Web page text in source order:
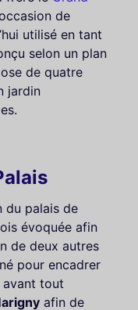
de
utilisé en tant
selon un plan
de quatre
jardin
du palais de
évoquée afin
de deux autres
pour encadrer
avant tout
afin de